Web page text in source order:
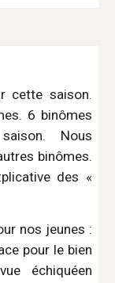
cette saison.
6 binômes
Nous
binômes.
des «
nos jeunes :
pour le bien
échiquéen